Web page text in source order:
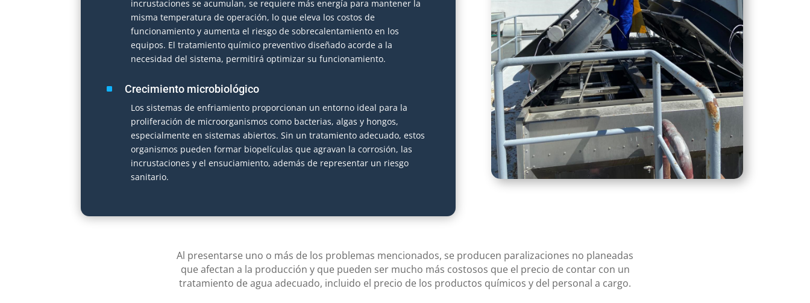
incrustaciones se acumulan, se requiere más energía para mantener la
misma temperatura de operación, lo que eleva los costos de
funcionamiento y aumenta el riesgo de sobrecalentamiento en los
equipos. El tratamiento químico preventivo diseñado acorde a la
necesidad del sistema, permitirá optimizar su funcionamiento.
^ Crecimiento microbiológico
Los sistemas de enfriamiento proporcionan un entorno ideal para la
proliferación de microorganismos como bacterias, algas y hongos,
especialmente en sistemas abiertos. Sin un tratamiento adecuado, estos
organismos pueden formar biopelículas que agravan la corrosión, las
incrustaciones y el ensuciamiento, además de representar un riesgo
sanitario.
Al presentarse uno o más de los problemas mencionados, se producen paralizaciones no planeadas
que afectan a la producción y que pueden ser mucho más costosos que el precio de contar con un
tratamiento de agua adecuado, incluido el precio de los productos químicos y del personal a cargo.